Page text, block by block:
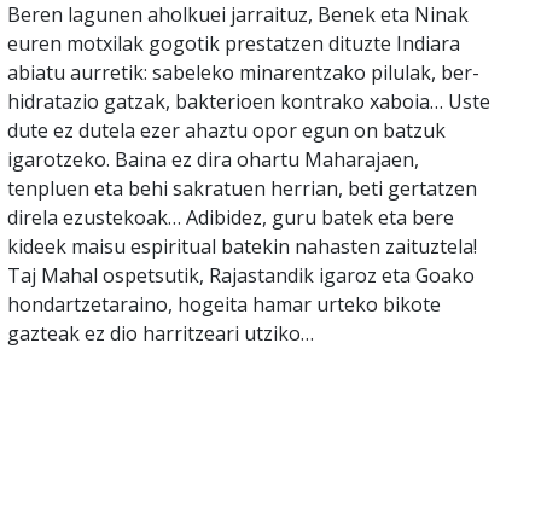
Beren lagunen aholkuei jarraituz, Benek eta Ninak
euren motxilak gogotik prestatzen dituzte Indiara
abiatu aurretik: sabeleko minarentzako pilulak, ber-
hidratazio gatzak, bakterioen kontrako xaboia… Uste
dute ez dutela ezer ahaztu opor egun on batzuk
igarotzeko. Baina ez dira ohartu Maharajaen,
tenpluen eta behi sakratuen herrian, beti gertatzen
direla ezustekoak… Adibidez, guru batek eta bere
kideek maisu espiritual batekin nahasten zaituztela!
Taj Mahal ospetsutik, Rajastandik igaroz eta Goako
hondartzetaraino, hogeita hamar urteko bikote
gazteak ez dio harritzeari utziko…